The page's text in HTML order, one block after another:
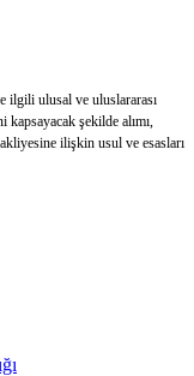
ilgili ulusal ve uluslararası
şekilde alımı,
ilişkin usul ve esasları